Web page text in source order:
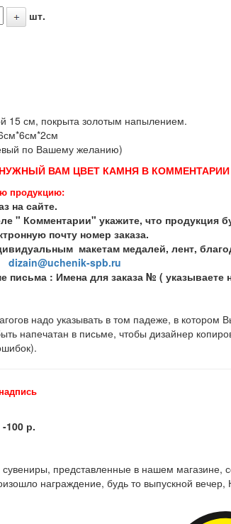
шт.
15 см, покрыта золотым напылением.
по Вашему желанию)
ВАМ ЦВЕТ КАМНЯ В КОММЕНТАРИИ
продукцию:
на сайте.
" Комментарии" укажите, что продукция
почту номер заказа.
макетам медалей, лент,
dizain@uchenik-spb.ru
письма : Имена для заказа № (
надо указывать в том падеже, в котором
напечатан в письме, чтобы дизайнер
100 р.
представленные в нашем магазине,
награждение, будь то выпускной